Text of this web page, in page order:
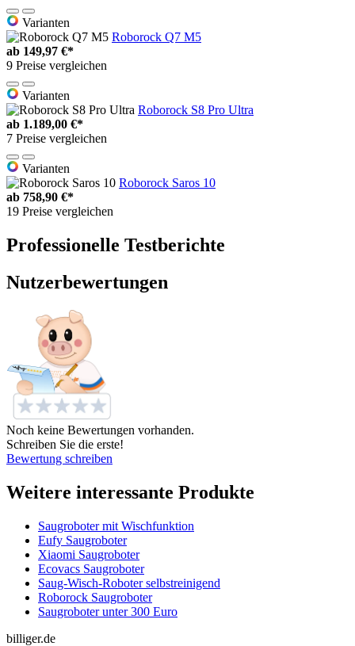
Varianten
Roborock Q7 M5
ab 149,97 €*
9 Preise vergleichen
Varianten
Roborock S8 Pro Ultra
ab 1.189,00 €*
7 Preise vergleichen
Varianten
Roborock Saros 10
ab 758,90 €*
19 Preise vergleichen
Professionelle Testberichte
Nutzerbewertungen
Noch keine Bewertungen vorhanden.
Schreiben Sie die erste!
Bewertung schreiben
Weitere interessante Produkte
Saugroboter mit Wischfunktion
Eufy Saugroboter
Xiaomi Saugroboter
Ecovacs Saugroboter
Saug-Wisch-Roboter selbstreinigend
Roborock Saugroboter
Saugroboter unter 300 Euro
billiger.de